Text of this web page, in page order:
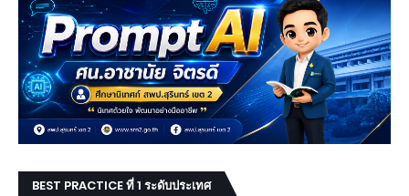
BEST PRACTICE ที่ 1 ระดับประเทศ